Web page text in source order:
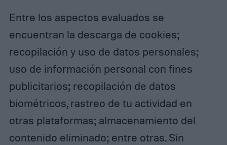
Entre los aspectos evaluados se
encuentran la descarga de cookies;
recopilación y uso de datos personales;
uso de información personal con fines
publicitarios; recopilación de datos
biométricos, rastreo de tu actividad en
otras plataformas; almacenamiento del
contenido eliminado; entre otras. Sin